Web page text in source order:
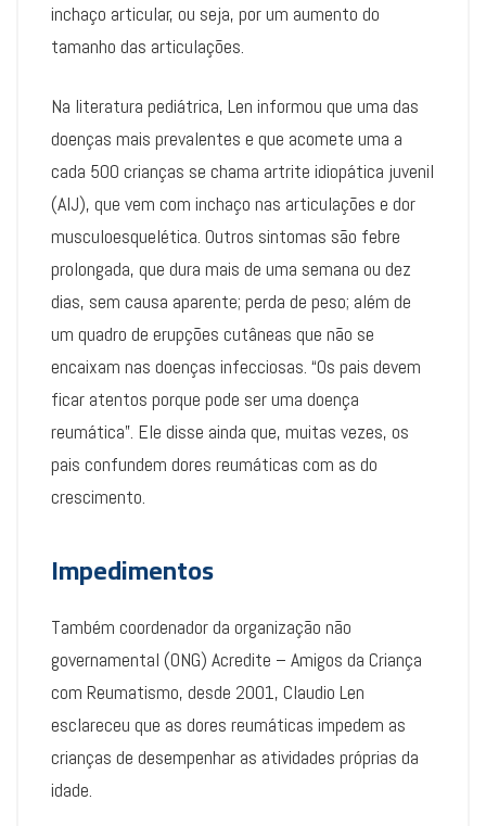
inchaço articular, ou seja, por um aumento do
tamanho das articulações.
Na literatura pediátrica, Len informou que uma das
doenças mais prevalentes e que acomete uma a
cada 500 crianças se chama artrite idiopática juvenil
(AIJ), que vem com inchaço nas articulações e dor
musculoesquelética. Outros sintomas são febre
prolongada, que dura mais de uma semana ou dez
dias, sem causa aparente; perda de peso; além de
um quadro de erupções cutâneas que não se
encaixam nas doenças infecciosas. “Os pais devem
ficar atentos porque pode ser uma doença
reumática”. Ele disse ainda que, muitas vezes, os
pais confundem dores reumáticas com as do
crescimento.
Impedimentos
Também coordenador da organização não
governamental (ONG) Acredite – Amigos da Criança
com Reumatismo, desde 2001, Claudio Len
esclareceu que as dores reumáticas impedem as
crianças de desempenhar as atividades próprias da
idade.